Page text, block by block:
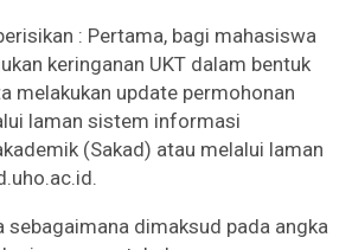
: Pertama, bagi mahasiswa
keringanan UKT dalam bentuk
melakukan update permohonan
laman sistem informasi
(Sakad) atau melalui laman
sebagaimana dimaksud pada angka